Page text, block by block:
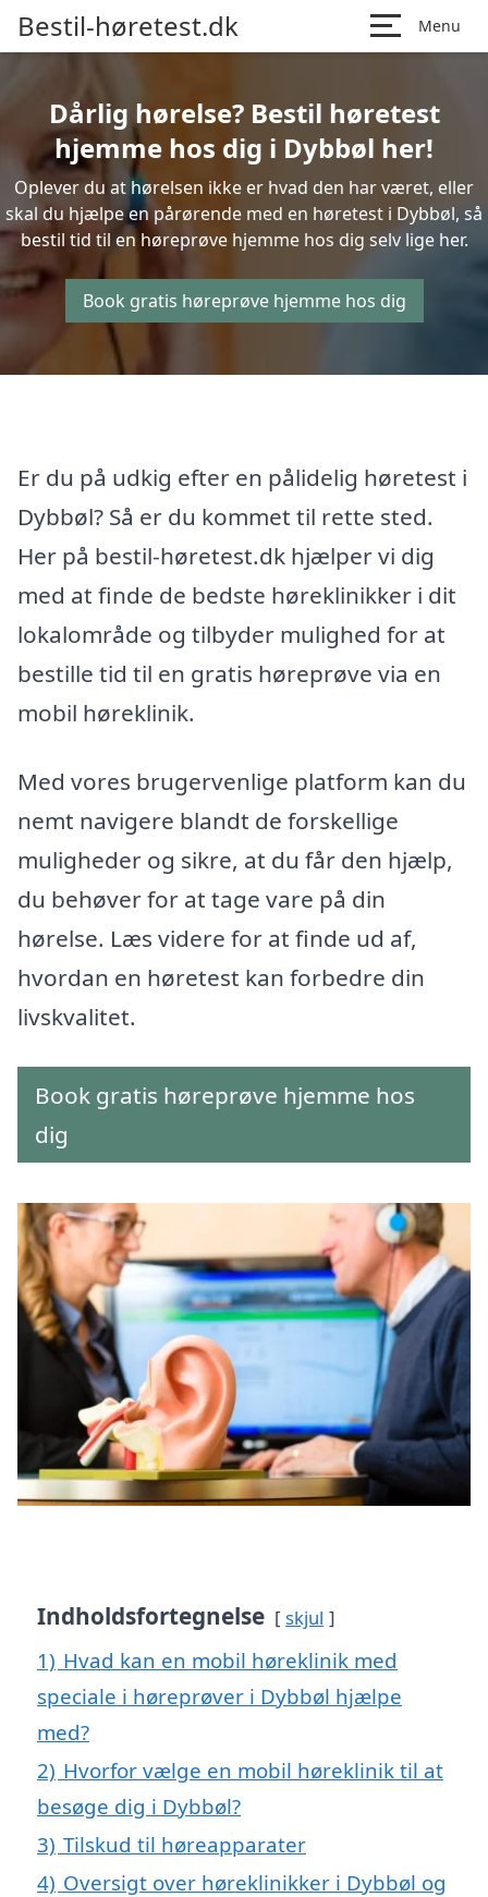
Bestil-høretest.dk Menu
Dårlig hørelse? Bestil høretest
hjemme hos dig i Dybbøl her!
Oplever du at hørelsen ikke er hvad den har været, eller
skal du hjælpe en pårørende med en høretest i Dybbøl, så
bestil tid til en høreprøve hjemme hos dig selv lige her.
Book gratis høreprøve hjemme hos dig
Er du på udkig efter en pålidelig høretest i
Dybbøl? Så er du kommet til rette sted.
Her på bestil-høretest.dk hjælper vi dig
med at finde de bedste høreklinikker i dit
lokalområde og tilbyder mulighed for at
bestille tid til en gratis høreprøve via en
mobil høreklinik.
Med vores brugervenlige platform kan du
nemt navigere blandt de forskellige
muligheder og sikre, at du får den hjælp,
du behøver for at tage vare på din
hørelse. Læs videre for at finde ud af,
hvordan en høretest kan forbedre din
livskvalitet.
Book gratis høreprøve hjemme hos
dig
Indholdsfortegnelse skjul
1) Hvad kan en mobil høreklinik med
speciale i høreprøver i Dybbøl hjælpe
med?
2) Hvorfor vælge en mobil høreklinik til at
besøge dig i Dybbøl?
3) Tilskud til høreapparater
4) Oversigt over høreklinikker i Dybbøl og